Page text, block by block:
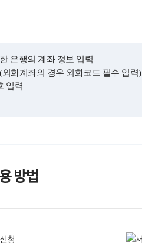
은행의 계좌 정보 입력
화계좌의 경우 외화코드 필수 입력)
입력
방법